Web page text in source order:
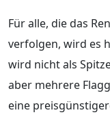
Für alle, die das
verfolgen, wird es
wird nicht als
aber mehrere
eine